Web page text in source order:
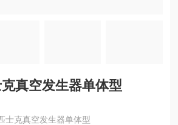
真空发生器单体型
士克真空发生器单体型